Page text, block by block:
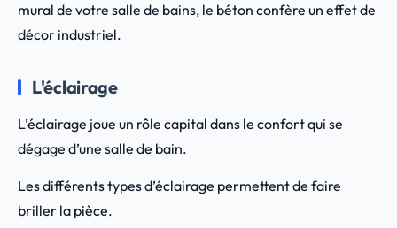
mural de votre salle de bains, le béton confère un effet de
décor industriel.
L'éclairage
L’éclairage joue un rôle capital dans le confort qui se
dégage d’une salle de bain.
Les différents types d’éclairage permettent de faire
briller la pièce.